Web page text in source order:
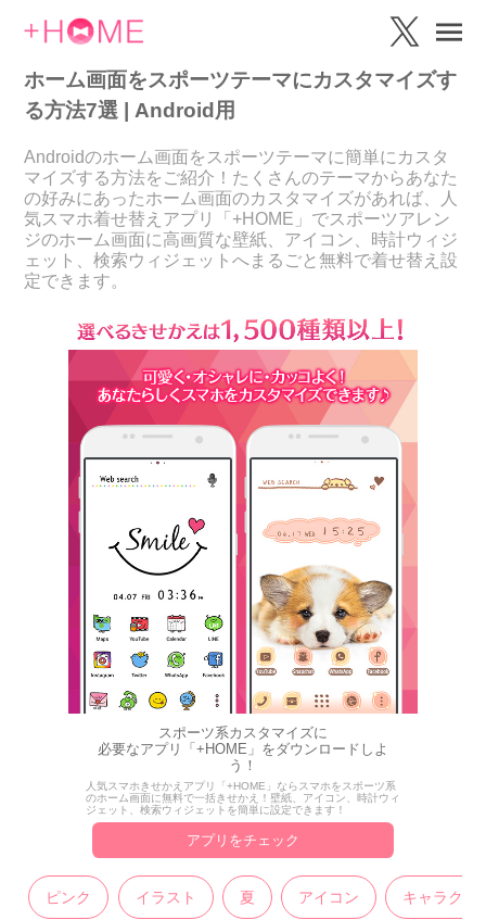
ホーム画面をスポーツテーマにカスタマイズす
る方法7選 | Android用
Androidのホーム画面をスポーツテーマに簡単にカスタ
マイズする方法をご紹介！たくさんのテーマからあなた
の好みにあったホーム画面のカスタマイズがあれば、人
気スマホ着せ替えアプリ「+HOME」でスポーツアレン
ジのホーム画面に高画質な壁紙、アイコン、時計ウィジ
ェット、検索ウィジェットへまるごと無料で着せ替え設
定できます。
スポーツ系カスタマイズに
必要なアプリ「+HOME」をダウンロードしよ
う！
人気スマホきせかえアプリ「+HOME」ならスマホをスポーツ系
のホーム画面に無料で一括きせかえ！壁紙、アイコン、時計ウィ
ジェット、検索ウィジェットを簡単に設定できます！
アプリをチェック
ピンク イラスト 夏 アイコン キャラクタ